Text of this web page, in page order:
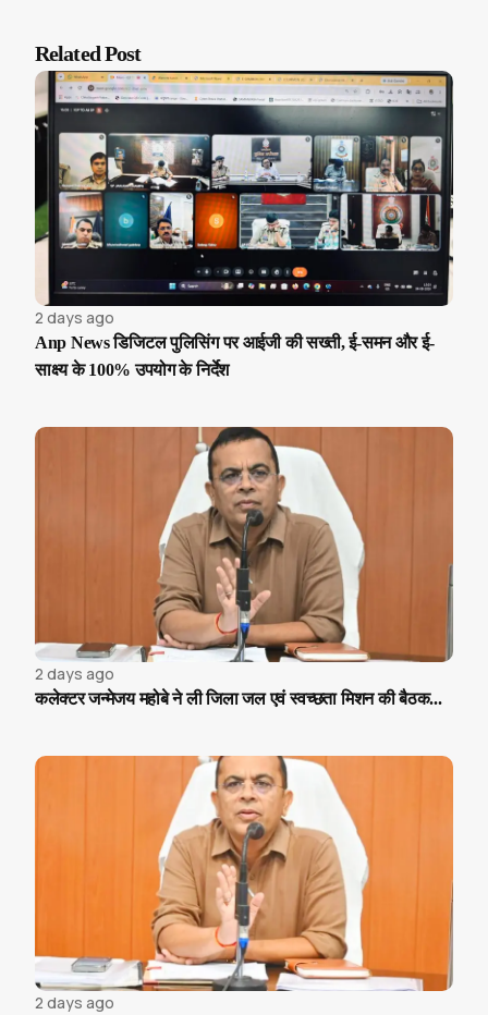
Related Post
2 days ago
Anp News डिजिटल पुलिसिंग पर आईजी की सख्ती, ई-समन और ई-
साक्ष्य के 100% उपयोग के निर्देश
2 days ago
कलेक्टर जन्मेजय महोबे ने ली जिला जल एवं स्वच्छता मिशन की बैठक...
2 days ago